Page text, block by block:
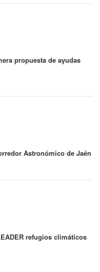
propuesta de ayudas
Astronómico de Jaén
refugios climáticos